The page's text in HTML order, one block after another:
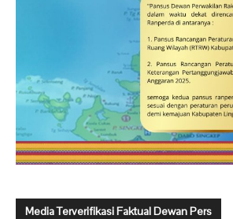
Media Terverifikasi Faktual Dewan Pers